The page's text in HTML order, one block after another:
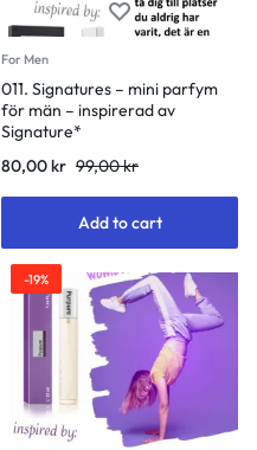
For Men
011. Signatures – mini parfym
för män – inspirerad av
Signature*
80,00kr 99,00kr
Add to cart
-19%